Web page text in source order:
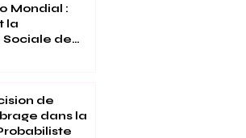
Mondial :
la
Sociale de
de
dans la